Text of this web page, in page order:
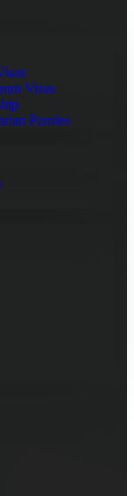
Visas
Paroles